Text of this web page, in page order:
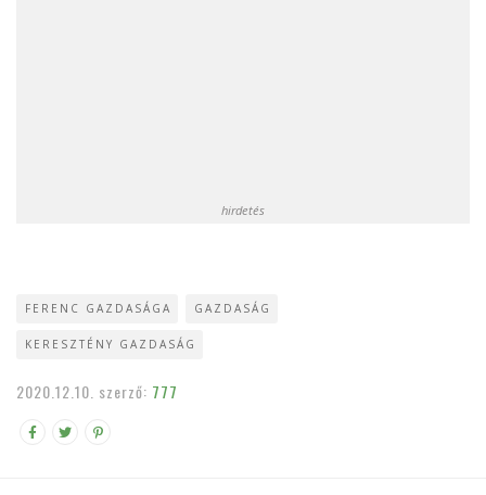
hirdetés
FERENC GAZDASÁGA GAZDASÁG
KERESZTÉNY GAZDASÁG
2020.12.10. szerző: 777